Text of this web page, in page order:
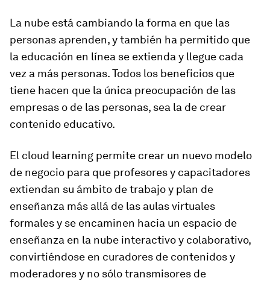
La nube está cambiando la forma en que las
personas aprenden, y también ha permitido que
la educación en línea se extienda y llegue cada
vez a más personas. Todos los beneficios que
tiene hacen que la única preocupación de las
empresas o de las personas, sea la de crear
contenido educativo.
El cloud learning permite crear un nuevo modelo
de negocio para que profesores y capacitadores
extiendan su ámbito de trabajo y plan de
enseñanza más allá de las aulas virtuales
formales y se encaminen hacia un espacio de
enseñanza en la nube interactivo y colaborativo,
convirtiéndose en curadores de contenidos y
moderadores y no sólo transmisores de